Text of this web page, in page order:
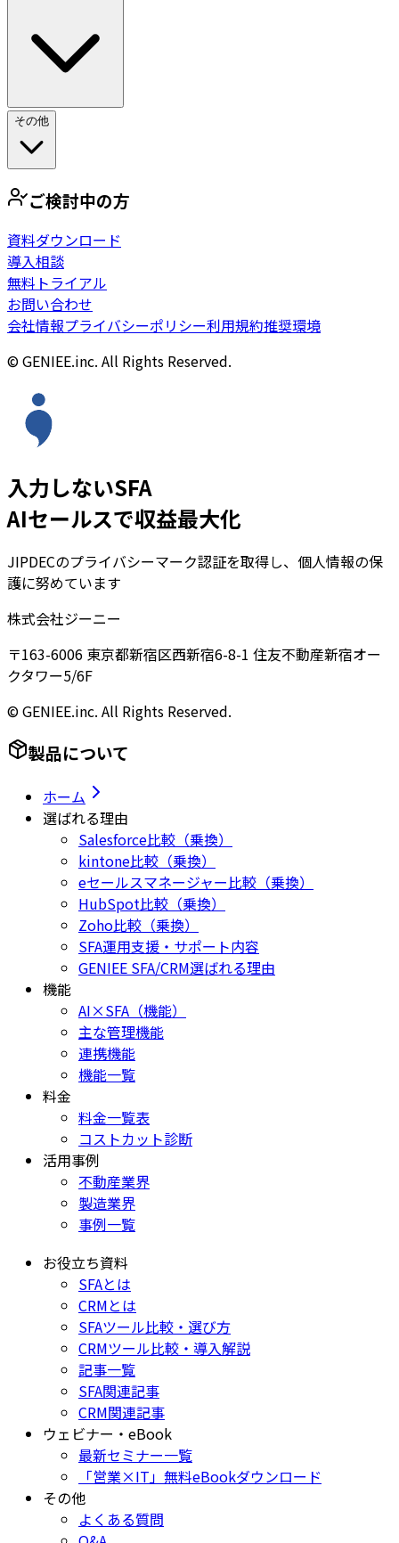
その他
ご検討中の方
資料ダウンロード
導入相談
無料トライアル
お問い合わせ
会社情報プライバシーポリシー利用規約推奨環境
© GENIEE.inc. All Rights Reserved.
入力しないSFA
AIセールスで収益最大化
JIPDECのプライバシーマーク認証を取得し、個人情報の保
護に努めています
株式会社ジーニー
〒163-6006 東京都新宿区西新宿6-8-1 住友不動産新宿オー
クタワー5/6F
© GENIEE.inc. All Rights Reserved.
製品について
ホーム
選ばれる理由
Salesforce比較（乗換）
kintone比較（乗換）
eセールスマネージャー比較（乗換）
HubSpot比較（乗換）
Zoho比較（乗換）
SFA運用支援・サポート内容
GENIEE SFA/CRM選ばれる理由
機能
AI×SFA（機能）
主な管理機能
連携機能
機能一覧
料金
料金一覧表
コストカット診断
活用事例
不動産業界
製造業界
事例一覧
お役立ち資料
SFAとは
CRMとは
SFAツール比較・選び方
CRMツール比較・導入解説
記事一覧
SFA関連記事
CRM関連記事
ウェビナー・eBook
最新セミナー一覧
「営業×IT」無料eBookダウンロード
その他
よくある質問